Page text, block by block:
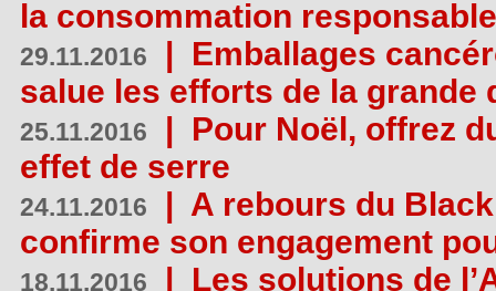
la consommation
29.11.2016 | Emballages
salue les efforts de la grande
25.11.2016 | Pour Noël, offrez
effet de serre
24.11.2016 | A rebours du
confirme son engagement
18.11.2016 | Les solutions de